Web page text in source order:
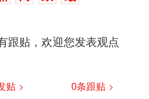
跟贴，欢迎您发表观点
贴 0条跟贴